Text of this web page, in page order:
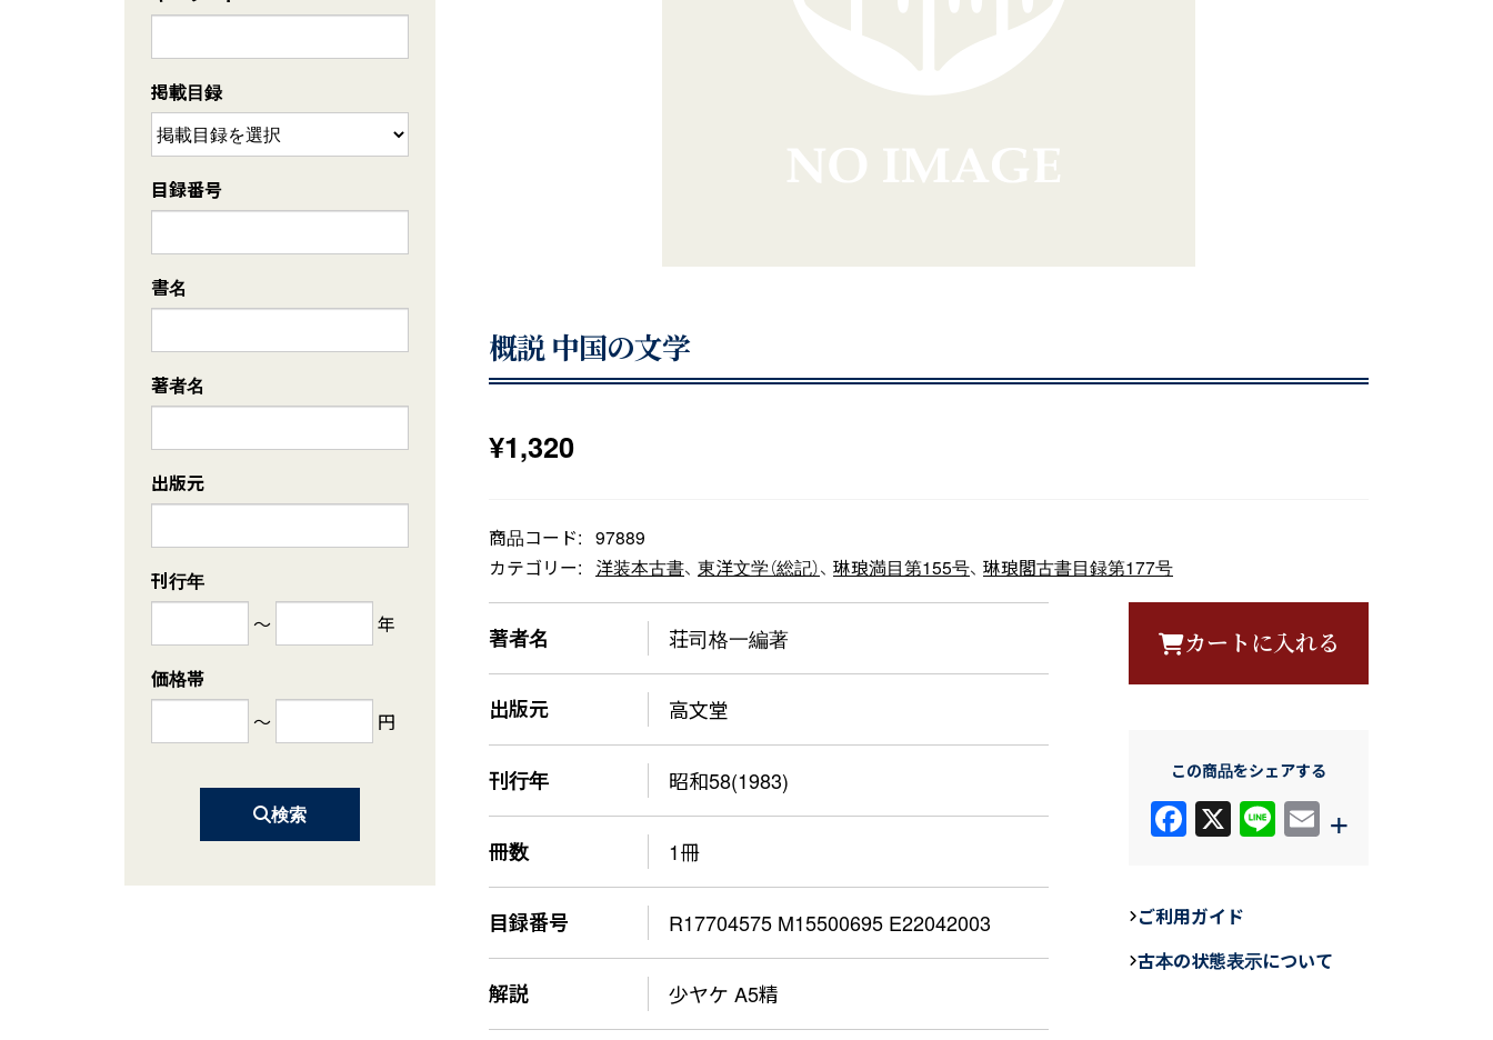
概説 中国の文学
¥1,320
商品コード: 97889
カテゴリー:
洋装本古書、 東洋文学（総記）、 琳琅満目第155号、 琳琅閣古書目録第177号
著者名 荘司格一編著
出版元 高文堂
刊行年 昭和58(1983)
冊数 1冊
目録番号 R17704575 M15500695 E22042003
解説 少ヤケ A5精
カートに入れる
この商品をシェアする
F
a
e
b
X Li
n
E
+
ご利用ガイド
古本の状態表示について
掲載目録
目録番号
書名
著者名
出版元
刊行年
～
年
価格帯
～
円
検索